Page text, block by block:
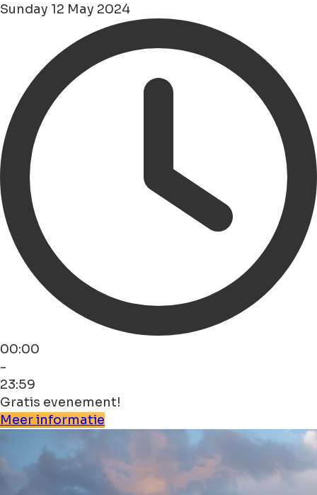
Sunday 12 May 2024
00:00
-
23:59
Gratis evenement!
Meer informatie